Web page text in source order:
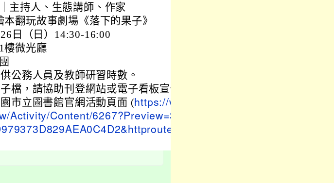
主持人、生態講師、作家
翻玩故事劇場《落下的果子》
日（日）14:30-16:00
樓微光廳
公務人員及教師研習時數。
檔，請協助刊登網站或電子看板宣傳
市立圖書館官網活動頁面 (https://w
Activity/Content/6267?Preview=36